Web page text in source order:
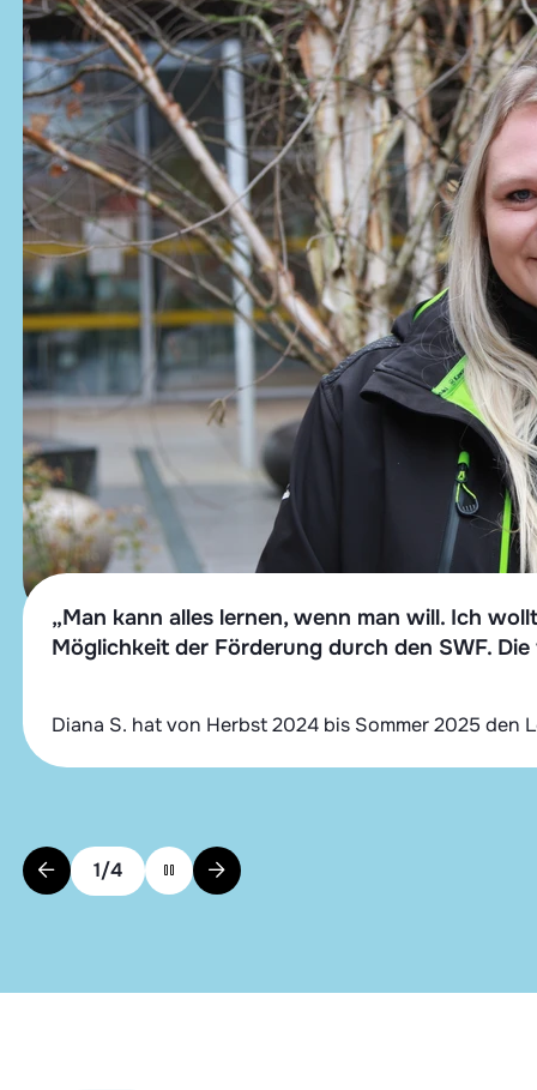
„Man kann alles lernen, wenn man will. Ich
Möglichkeit der Förderung durch den SWF.
Diana S. hat von Herbst 2024 bis Sommer 2025
1/4